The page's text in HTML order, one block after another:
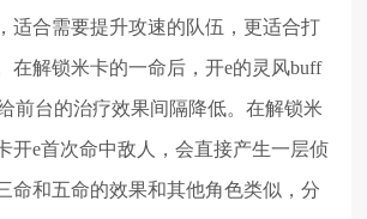
适合需要提升攻速的队伍，更适合打
在解锁米卡的一命后，开e的灵风buff
前台的治疗效果间隔降低。在解锁米
开e首次命中敌人，会直接产生一层侦
命和五命的效果和其他角色类似，分